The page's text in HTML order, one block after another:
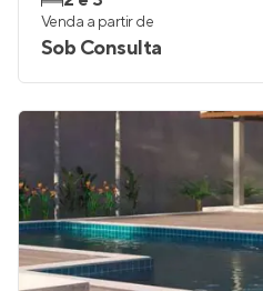
Venda a partir de
Sob Consulta